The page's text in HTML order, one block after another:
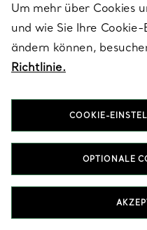
Um mehr über Cookies
und wie Sie Ihre
ändern können,
Richtlinie.
COOKIE-
OPTIONALE